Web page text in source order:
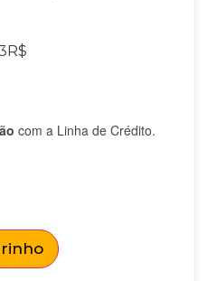
R$
com a Linha de Crédito.